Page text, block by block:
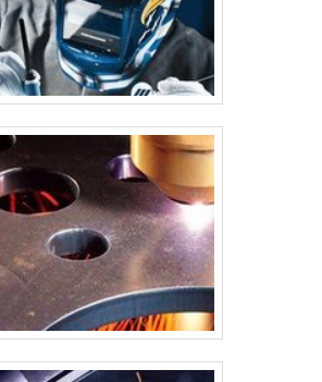
da estrutura e evitar vazamentos de
da base: Em silos
de uma base de concreto ou aço
A base deve ser projetada para suportar
Montagem das paredes:
unidas e soldadas para formar as paredes
podem ser unidas de forma horizontal ou
suportes e reforços:
internos (anéis de reforço) e suportes
pode ser cônico ou plano, dependendo